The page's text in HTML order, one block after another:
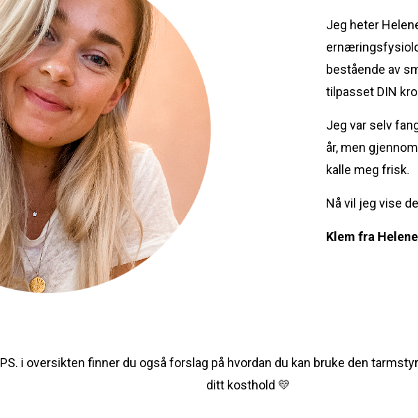
Jeg heter
bestående av
tilpasset DIN
Jeg var selv
år, men
kalle meg frisk.
Nå vil jeg vise
Klem fra
PS. i oversikten finner du også forslag på hvordan du kan bruke den
ditt kosthold 💛